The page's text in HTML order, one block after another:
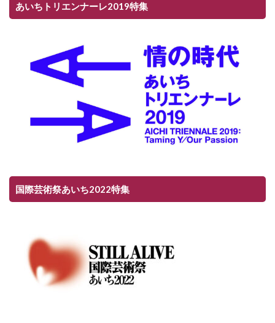
あいちトリエンナーレ2019特集
国際芸術祭あいち2022特集